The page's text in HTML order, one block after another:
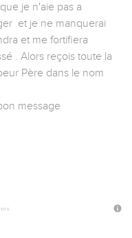
je n'aie pas a
et je ne manquerai
et me fortifiera
. Alors reçois toute la
Père dans le nom
message